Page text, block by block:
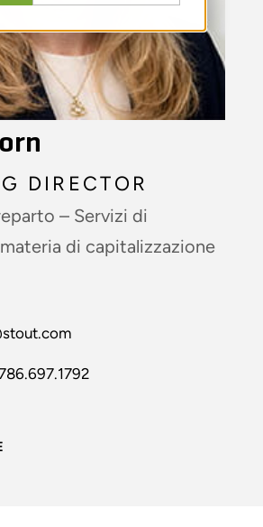
DIRECTOR
– Servizi di
di capitalizzazione